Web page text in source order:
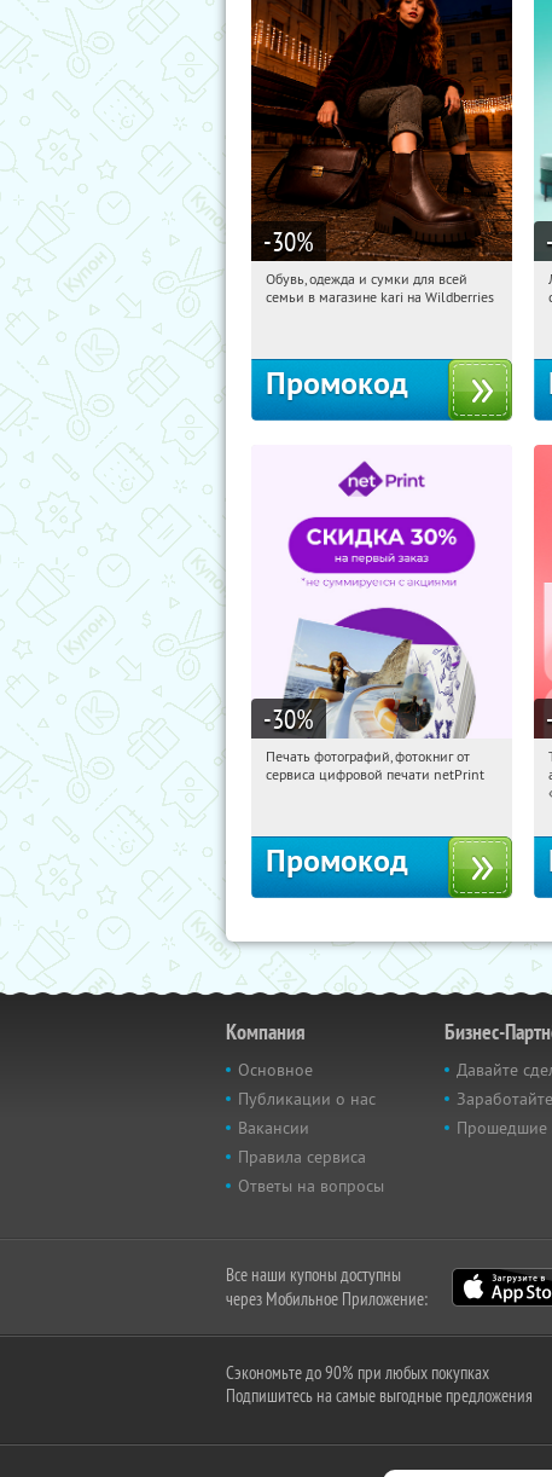
-30%
20:12:05
Получи первым!
Обувь, одежда и сумки для всей
семьи в магазине kari на Wildberries
Промокод
-30%
20:12:05 Получили:
Печать фотографий, фотокниг от
сервиса цифровой печати netPrint
Промокод
Компания
Основное
Публикации о нас
Вакансии
Правила сервиса
Ответы на вопросы
Бизнес-
Давайте
Прошедшие
Все наши купоны доступны
через Мобильное Приложение:
Сэкономьте до 90% при любых покупках
Подпишитесь на самые выгодные предложения